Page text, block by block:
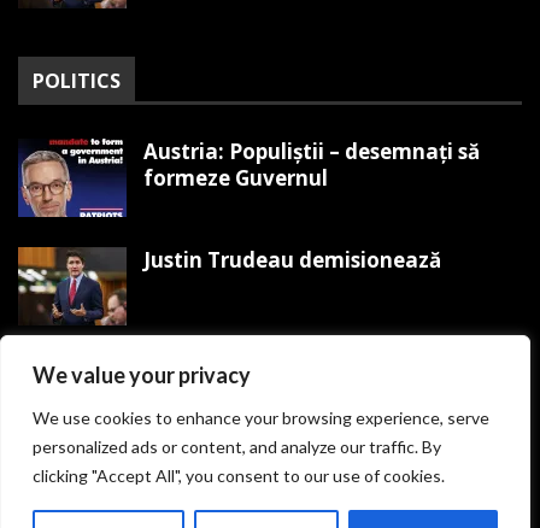
We value your privacy
We use cookies to enhance your browsing experience, serve
personalized ads or content, and analyze our traffic. By
clicking "Accept All", you consent to our use of cookies.
POLITICS
Austria: Populiștii – desemnați să
formeze Guvernul
Justin Trudeau demisionează
Trump organizează Mitingul
Victoriei MAGA pe 19 ianuarie